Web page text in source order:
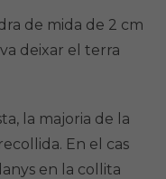
de mida de 2 cm
deixar el terra
la majoria de la
En el cas
en la collita